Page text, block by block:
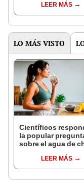
"Mi amor nació por
gastronomía"
LEER MÁS
LO MÁS VISTO
Científicos
la popular
sobre el agua de
bajar de peso o es
un mito viral?
LEER MÁS